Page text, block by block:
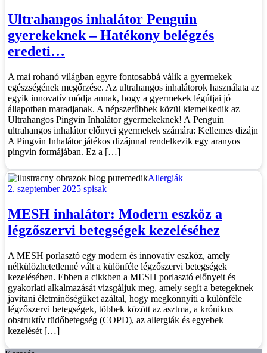
Ultrahangos inhalátor Penguin
gyerekeknek – Hatékony belégzés
eredeti…
A mai rohanó világban egyre fontosabbá válik a gyermekek
egészségének megőrzése. Az ultrahangos inhalátorok használata az
egyik innovatív módja annak, hogy a gyermekek légútjai jó
állapotban maradjanak. A népszerűbbek közül kiemelkedik az
Ultrahangos Pingvin Inhalátor gyermekeknek! A Penguin
ultrahangos inhalátor előnyei gyermekek számára: Kellemes dizájn
A Pingvin Inhalátor játékos dizájnnal rendelkezik egy aranyos
pingvin formájában. Ez a […]
Categories
Allergiák
2. szeptember 2025 spisak
MESH inhalátor: Modern eszköz a
légzőszervi betegségek kezeléséhez
A MESH porlasztó egy modern és innovatív eszköz, amely
nélkülözhetetlenné vált a különféle légzőszervi betegségek
kezelésében. Ebben a cikkben a MESH porlasztó előnyeit és
gyakorlati alkalmazását vizsgáljuk meg, amely segít a betegeknek
javítani életminőségüket azáltal, hogy megkönnyíti a különféle
légzőszervi betegségek, többek között az asztma, a krónikus
obstruktív tüdőbetegség (COPD), az allergiák és egyebek
kezelését […]